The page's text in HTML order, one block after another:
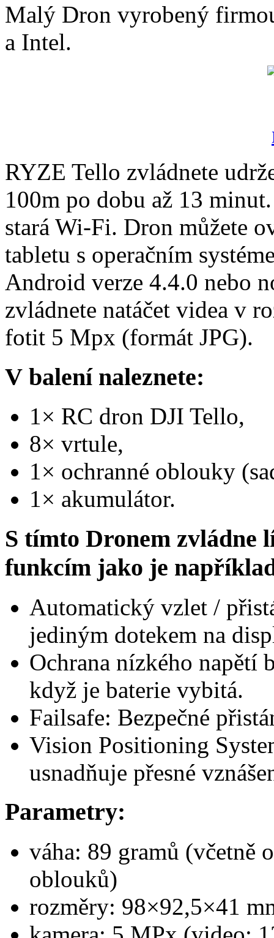
Malý Dron vyrobený
a Intel.
RYZE Tello zvládnete
100m po dobu až 13
stará Wi-Fi. Dron můžete
tabletu s operačním
Android verze 4.4.0 nebo
zvládnete natáčet videa v
fotit 5 Mpx (formát JPG).
V balení naleznete:
1× RC dron DJI Tello,
8× vrtule,
1× ochranné oblouky
1× akumulátor.
S tímto Dronem zvládne
funkcím jako je
Automatický vzlet /
jediným dotekem na
Ochrana nízkého napětí
když je baterie vybitá.
Failsafe: Bezpečné
Vision Positioning
usnadňuje přesné
Parametry:
váha: 89 gramů (včetně
oblouků)
rozměry: 98×92,5×41